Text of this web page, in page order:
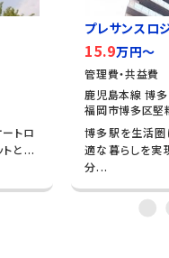
トロ
トと...
プレサンスロ
15.9万円～
管理費・共益費
鹿児島本線 博
福岡市博多区堅
博多駅を生活圏
適な暮らしを実
分...